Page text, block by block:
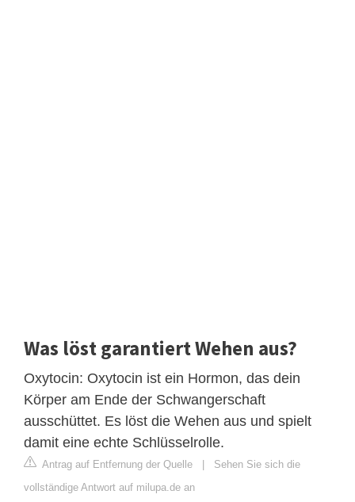
Was löst garantiert Wehen aus?
Oxytocin: Oxytocin ist ein Hormon, das dein
Körper am Ende der Schwangerschaft
ausschüttet. Es löst die Wehen aus und spielt
damit eine echte Schlüsselrolle.
Antrag auf Entfernung der Quelle | Sehen Sie sich die
vollständige Antwort auf milupa.de an